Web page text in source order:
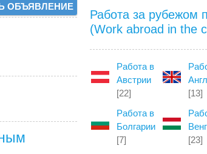
ОБЪЯВЛЕНИЕ
Работа за рубежом
(Work abroad in the
Работа в
Австрии
[22]
[13]
Работа в
Болгарии
[7]
[23]